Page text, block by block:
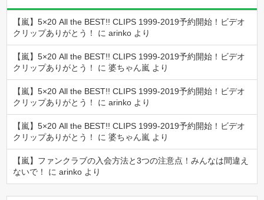
【嵐】5×20 All the BEST!! CLIPS 1999-2019予約開始！ビデオ
クリップありがとう！
にarinko より
【嵐】5×20 All the BEST!! CLIPS 1999-2019予約開始！ビデオ
クリップありがとう！
に婆ちゃん嵐 より
【嵐】5×20 All the BEST!! CLIPS 1999-2019予約開始！ビデオ
クリップありがとう！
にarinko より
【嵐】5×20 All the BEST!! CLIPS 1999-2019予約開始！ビデオ
クリップありがとう！
に婆ちゃん嵐 より
【嵐】ファンクラブの入会方法と3つの注意点！みんなは間違え
ないで！
にarinko より